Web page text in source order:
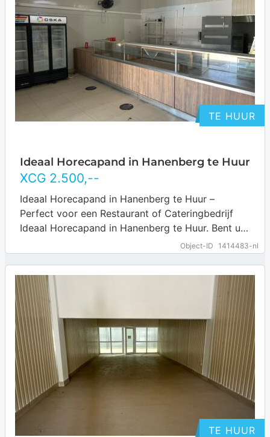
TE HUUR
Ideaal Horecapand in Hanenberg te Huur
XCG 2.500,--
Object-ID 1414483-nl
Ideaal Horecapand in Hanenberg te Huur –
Perfect voor een Restaurant of Cateringbedrijf
Ideaal Horecapand in Hanenberg te Huur. Bent u
op zoek naar een unieke kans om…… more
TE HUUR